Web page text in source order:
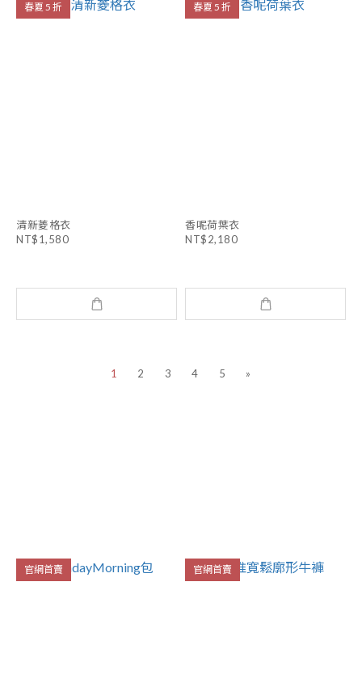
春夏 5 折
清新菱格衣
NT$1,580
春夏 5 折
香呢荷葉衣
NT$2,180
1 2 3 4 5 »
官網首賣 官網首賣